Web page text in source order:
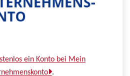
ein Konto bei Mein
.